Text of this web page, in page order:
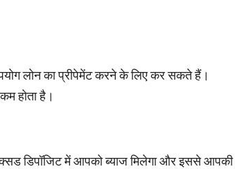
लोन का प्रीपेमेंट करने के लिए कर सकते हैं।
होता है।
डिपॉजिट में आपको ब्‍याज मिलेगा और इससे आपकी